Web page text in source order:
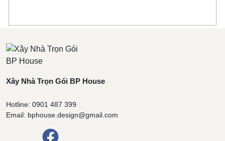
Xây Nhà Trọn Gói BP House
Hotline: 0901 487 399
Email: bphouse.design@gmail.com